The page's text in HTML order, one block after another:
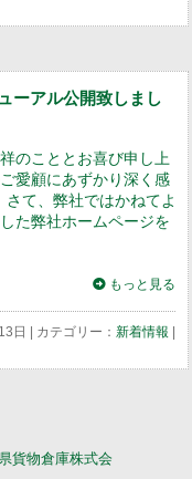
ーアル公開致しまし
のこととお喜び申し上
愛顧にあずかり深く感
て、弊社ではかねてよ
た弊社ホームページを
もっと見る
日 | カテゴリー： 新着情報 |
貨物倉庫株式会